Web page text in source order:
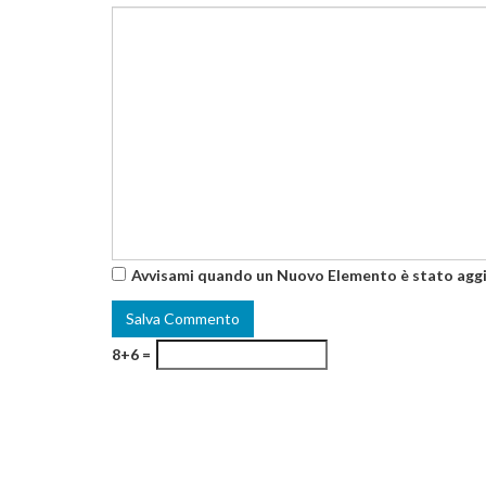
Avvisami quando un Nuovo Elemento è stato
8+6 =